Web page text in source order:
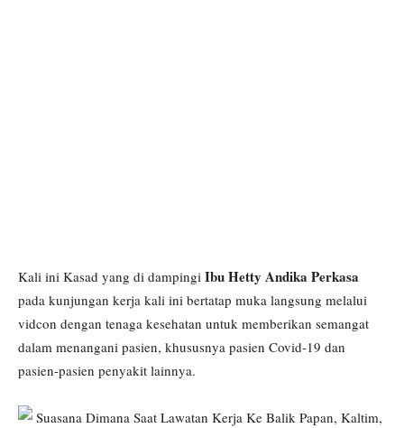
Kali ini Kasad yang di dampingi Ibu Hetty Andika Perkasa
pada kunjungan kerja kali ini bertatap muka langsung melalui
vidcon dengan tenaga kesehatan untuk memberikan semangat
dalam menangani pasien, khususnya pasien Covid-19 dan
pasien-pasien penyakit lainnya.